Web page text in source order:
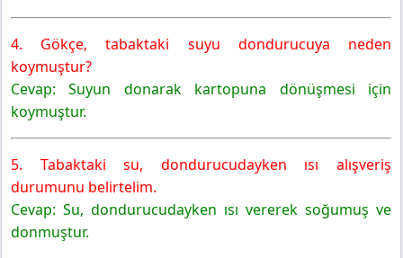
4. Gökçe, tabaktaki suyu dondurucuya neden
koymuştur?
Cevap: Suyun donarak kartopuna dönüşmesi için
koymuştur.
5. Tabaktaki su, dondurucudayken ısı alışveriş
durumunu belirtelim.
Cevap: Su, dondurucudayken ısı vererek soğumuş ve
donmuştur.